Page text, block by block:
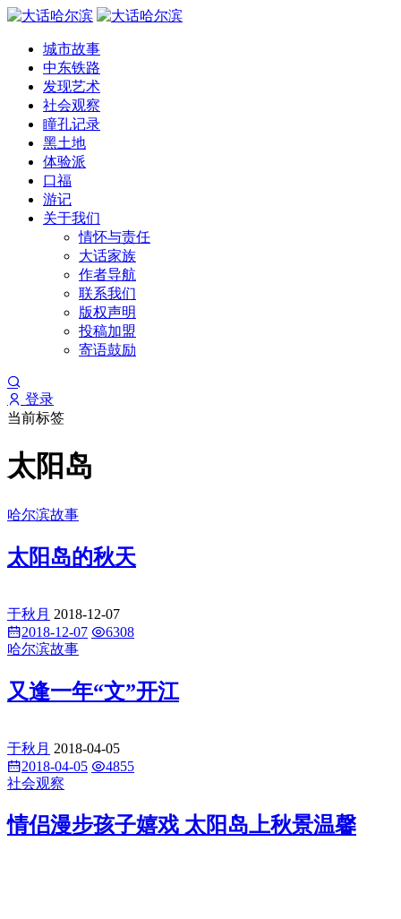
城市故事
中东铁路
发现艺术
社会观察
瞳孔记录
黑土地
体验派
口福
游记
关于我们
情怀与责任
大话家族
作者导航
联系我们
版权声明
投稿加盟
寄语鼓励
登录
当前标签
太阳岛
哈尔滨故事
太阳岛的秋天
于秋月 2018-12-07
2018-12-07
6308
哈尔滨故事
又逢一年“文”开江
于秋月 2018-04-05
2018-04-05
4855
社会观察
情侣漫步孩子嬉戏 太阳岛上秋景温馨